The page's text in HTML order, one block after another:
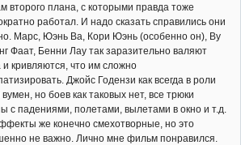
второго плана, с которыми правда тоже
работал. И надо сказать справились они
Марс, Юэнь Ва, Кори Юэнь (особенно он), Ву
Фаат, Бенни Лау так заразительно валяют
и кривляются, что им сложно
Джойс Годензи как всегда в роли
вумен, но боев как таковых нет, все трюки
с падениями, полетами, вылетами в окно и т.д.
же конечно смехотворные, но это
не важно. Лично мне фильм понравился.